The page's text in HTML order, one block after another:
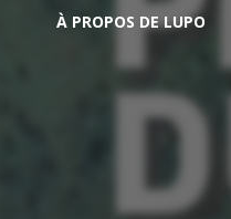
À PROPOS DE LUPO